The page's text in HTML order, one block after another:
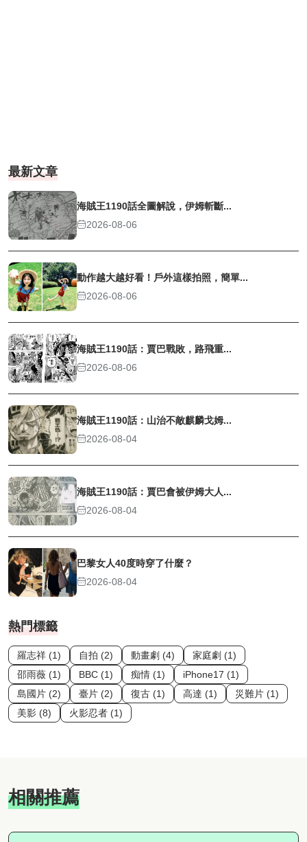
最新文章
海賊王1190話全圖解說，伊姆斬斷...
2026-08-06
動作越大越好看！戶外這樣拍照，簡單...
2026-08-06
海賊王1190話：賈巴戰敗，路飛重...
2026-08-06
海賊王1190話：山治不敵麒麟戈姆...
2026-08-04
海賊王1190話：賈巴會被伊姆大人...
2026-08-04
巴黎女人40度時穿了什麼？
2026-08-04
熱門標籤
羅志祥 (1) 自拍 (2) 動畫劇 (4)
家庭劇 (1)
邵雨薇 (1)
BBC (1) 痴情 (1)
iPhone17 (1)
島國片 (2)
臺片 (2) 復古 (1) 高達 (1)
災難片 (1)
美影 (8)
火影忍者 (1)
相關推薦